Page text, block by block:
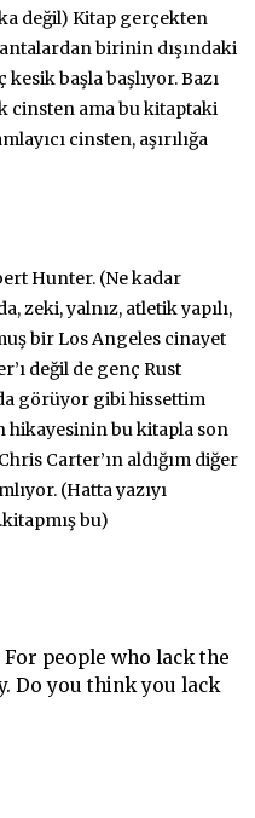
değil) Kitap gerçekten
birinin dışındaki
başla başlıyor. Bazı
cinsten ama bu kitaptaki
cinsten, aşırılığa
Hunter. (Ne kadar
zeki, yalnız, atletik yapılı,
bir Los Angeles cinayet
değil de genç Rust
görüyor gibi hissettim
hikayesinin bu kitapla son
Carter’ın aldığım diğer
(Hatta yazıyı
bu)
people who lack the
Do you think you lack